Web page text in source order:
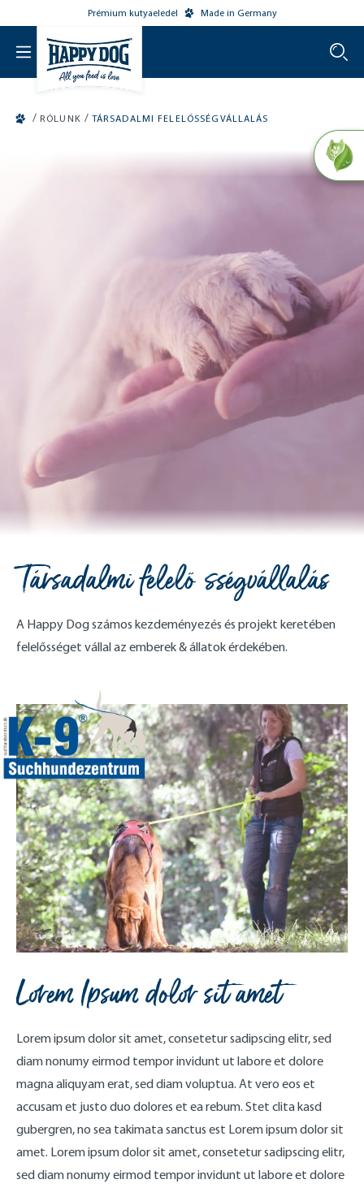
Prémium kutyaeledel Made in Germany
/ RÓLUNK / TÁRSADALMI FELELŐSSÉGVÁLLALÁS
Társadalmi felelősségvállalás
A Happy Dog számos kezdeményezés és projekt keretében
felelősséget vállal az emberek & állatok érdekében.
Lorem Ipsum dolor sit amet
Lorem ipsum dolor sit amet, consetetur sadipscing elitr, sed
diam nonumy eirmod tempor invidunt ut labore et dolore
magna aliquyam erat, sed diam voluptua. At vero eos et
accusam et justo duo dolores et ea rebum. Stet clita kasd
gubergren, no sea takimata sanctus est Lorem ipsum dolor sit
amet. Lorem ipsum dolor sit amet, consetetur sadipscing elitr,
sed diam nonumy eirmod tempor invidunt ut labore et dolore